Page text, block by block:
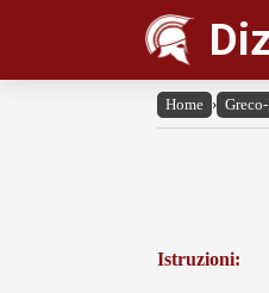
Home ›
Istruzioni: